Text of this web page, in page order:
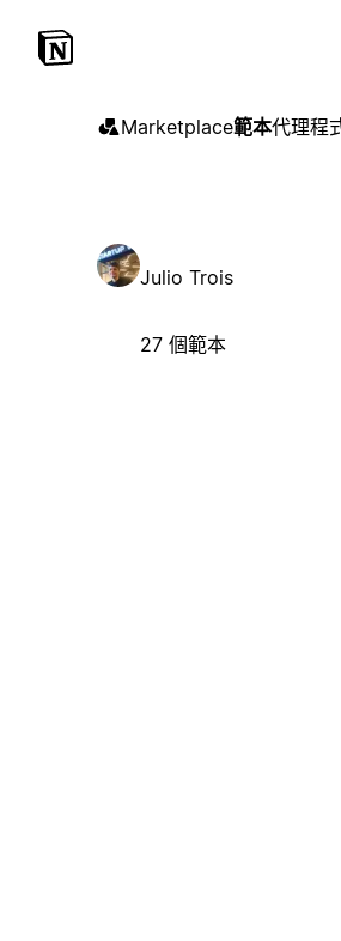
Marketplace範本代理程
Julio Trois
27 個範本